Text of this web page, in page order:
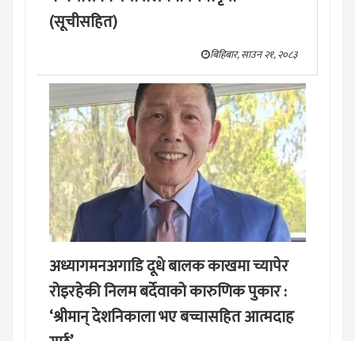
(सूचीसहित)
बिहिबार, साउन २१, २०८३
अध्यागमनअगाडि दूधे बालक काखमा च्यापेर
रोइरहेकी निलम बर्देवाको कारुणिक पुकार :
‘श्रीमान् देशनिकाला भए बच्चासहित आत्मदाह